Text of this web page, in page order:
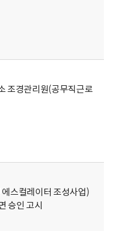
조경관리원(공무직근로
스컬레이터 조성사업)
승인 고시